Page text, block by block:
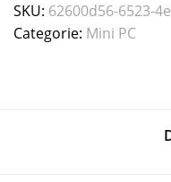
SKU: 62600d56-6523-
Categorie: Mini PC